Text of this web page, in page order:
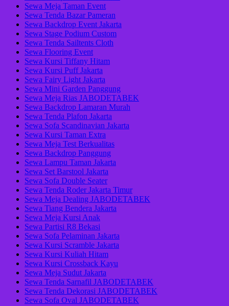
Sewa Meja Taman Event
Sewa Tenda Bazar Pameran
Sewa Backdrop Event Jakarta
Sewa Stage Podium Custom
Sewa Tenda Sailtents Cloth
Sewa Flooring Event
Sewa Kursi Tiffany Hitam
Sewa Kursi Puff Jakarta
Sewa Fairy Light Jakarta
Sewa Mini Garden Panggung
Sewa Meja Rias JABODETABEK
Sewa Backdrop Lamaran Murah
Sewa Tenda Plafon Jakarta
Sewa Sofa Scandinavian Jakarta
Sewa Kursi Taman Extra
Sewa Meja Test Berkualitas
Sewa Backdrop Panggung
Sewa Lampu Taman Jakarta
Sewa Set Barstool Jakarta
Sewa Sofa Double Seater
Sewa Tenda Roder Jakarta Timur
Sewa Meja Dealing JABODETABEK
Sewa Tiang Bendera Jakarta
Sewa Meja Kursi Anak
Sewa Partisi R8 Bekasi
Sewa Sofa Pelaminan Jakarta
Sewa Kursi Scramble Jakarta
Sewa Kursi Kuliah Hitam
Sewa Kursi Crossback Kayu
Sewa Meja Sudut Jakarta
Sewa Tenda Sarnafil JABODETABEK
Sewa Tenda Dekorasi JABODETABEK
Sewa Sofa Oval JABODETABEK